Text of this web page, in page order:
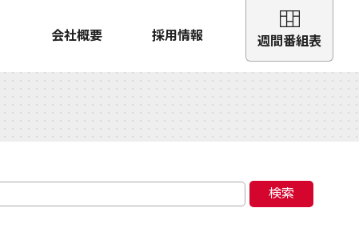
会社概要 採用情報 週間番組表
検索